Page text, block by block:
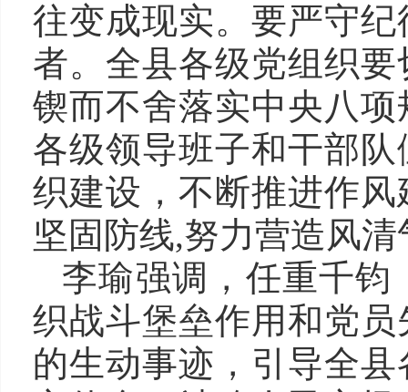
往变成现实。要严守
者。全县各级党组织
锲而不舍落实中央八
各级领导班子和干部
织建设，不断推进作
坚固防线,努力营造风
李瑜强调，任重千钧
织战斗堡垒作用和党
的生动事迹，引导全